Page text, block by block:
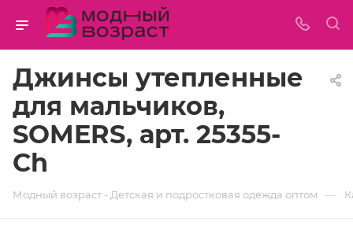
Джинсы утепленные
для мальчиков,
SOMERS, арт. 25355-
Ch
Модный возраст - Детская и подростковая одежда оптом —